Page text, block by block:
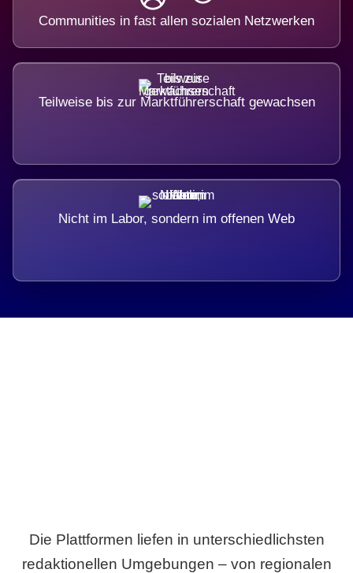
Communities in fast allen sozialen Netzwerken
Teilweise bis zur Marktführerschaft gewachsen
Nicht im Labor, sondern im offenen Web
Die Plattformen liefen in unterschiedlichsten
redaktionellen Umgebungen – von regionalen